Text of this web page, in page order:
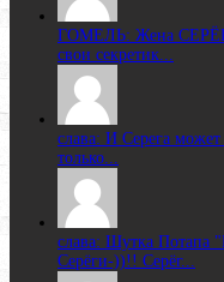
ГОМЕЛЬ: Жена
свои секретик...
слава: И Серега
только...
слава: Шутка Потапа
Серёги-))!! Серёг...